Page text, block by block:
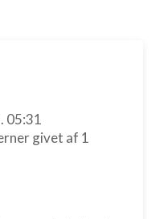
05:31
givet af 1